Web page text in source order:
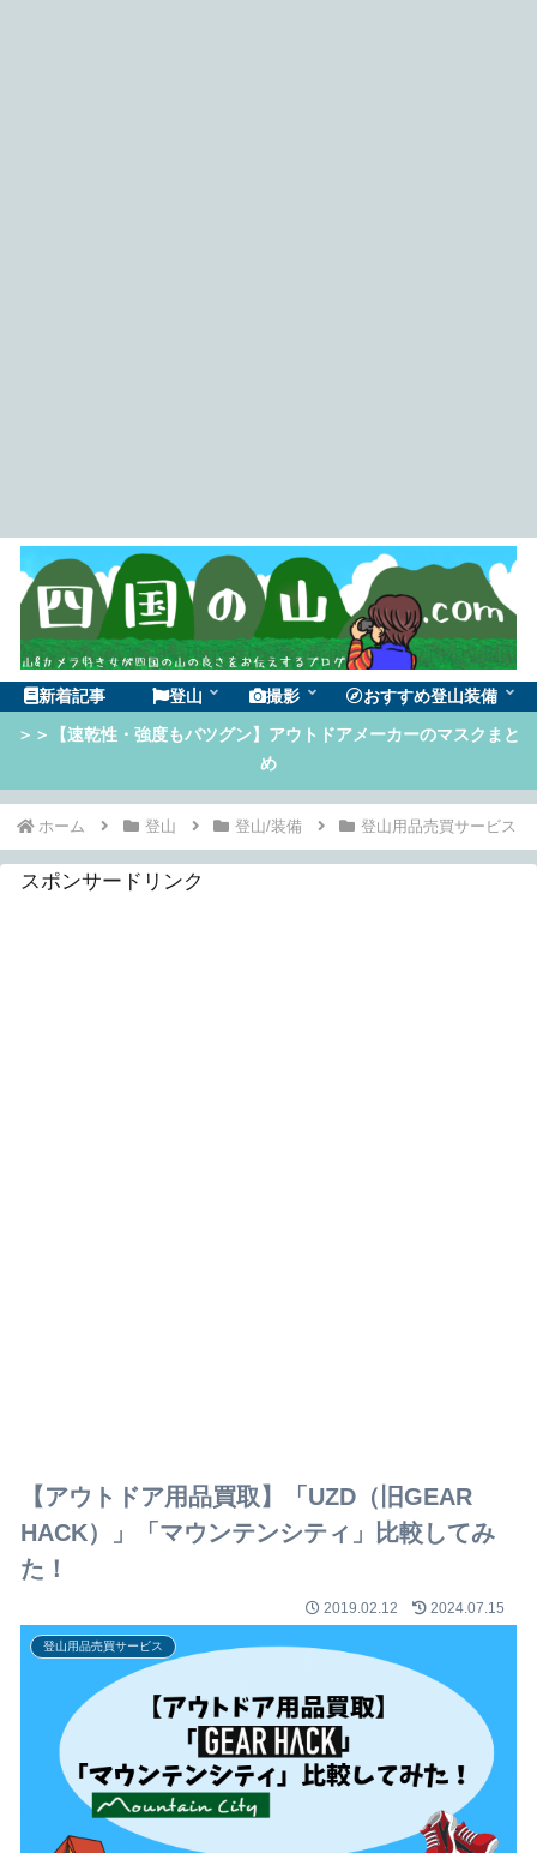
新着記事 登山 撮影 おすすめ登山装備
＞＞【速乾性・強度もバツグン】アウトドアメーカーのマスクまと
め
ホーム 登山 登山/装備 登山用品売買サービス
スポンサードリンク
【アウトドア用品買取】「UZD（旧GEAR
HACK）」「マウンテンシティ」比較してみ
た！
2019.02.12 2024.07.15
登山用品売買サービス